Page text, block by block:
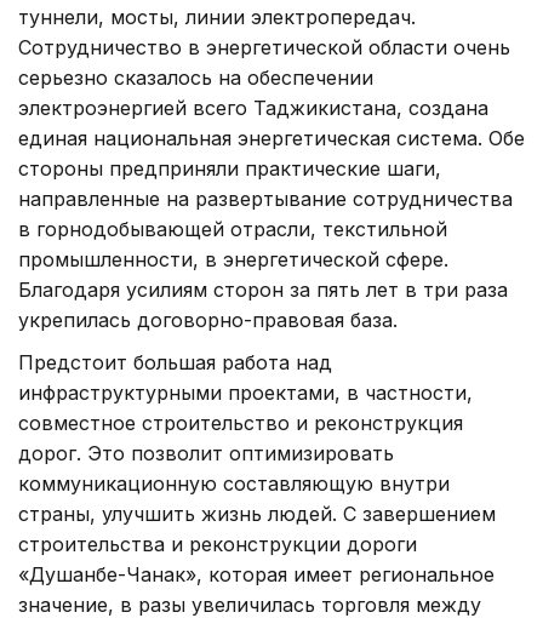
туннели, мосты, линии электропередач.
Сотрудничество в энергетической области очень
серьезно сказалось на обеспечении
электроэнергией всего Таджикистана, создана
единая национальная энергетическая система. Обе
стороны предприняли практические шаги,
направленные на развертывание сотрудничества
в горнодобывающей отрасли, текстильной
промышленности, в энергетической сфере.
Благодаря усилиям сторон за пять лет в три раза
укрепилась договорно-правовая база.
Предстоит большая работа над
инфраструктурными проектами, в частности,
совместное строительство и реконструкция
дорог. Это позволит оптимизировать
коммуникационную составляющую внутри
страны, улучшить жизнь людей. С завершением
строительства и реконструкции дороги
«Душанбе-Чанак», которая имеет региональное
значение, в разы увеличилась торговля между